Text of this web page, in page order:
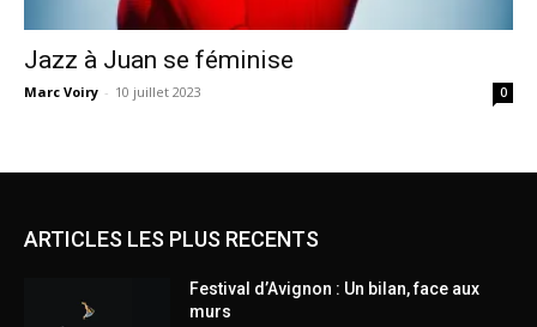
Jazz à Juan se féminise
Marc Voiry - 10 juillet 2023 0
ARTICLES LES PLUS RECENTS
Festival d’Avignon : Un bilan, face aux
murs